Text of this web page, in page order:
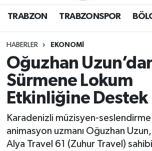
TRABZON TRABZONSPOR
HABERLER EKONOMI
Oğuzhan
Sürmene Lokum
Etkinliğine Destek
Karadenizli müzisyen-seslendirme
animasyon uzmanı Oğuzhan
Alya Travel 61 (Zuhur Travel)
Namaz Vakitleri
Trafik Durumu
Süper Lig Puan Durumu ve
Tüm Manşetler
Son Dakika Haberleri
Haber Arşivi